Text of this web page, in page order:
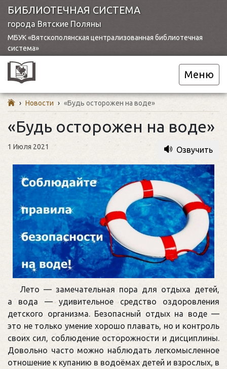
БИБЛИОТЕЧНАЯ СИСТЕМА
города Вятские Поляны
МБУК «Вятскополянская централизованная библиотечная
система»
Меню
› Новости › «Будь осторожен на воде»
«Будь осторожен на воде»
1 Июля 2021 Озвучить
Лето — замечательная пора для отдыха детей,
а вода — удивительное средство оздоровления
детского организма. Безопасный отдых на воде —
это не только умение хорошо плавать, но и контроль
своих сил, соблюдение осторожности и дисциплины.
Довольно часто можно наблюдать легкомысленное
отношение к купанию в водоёмах детей и взрослых, в